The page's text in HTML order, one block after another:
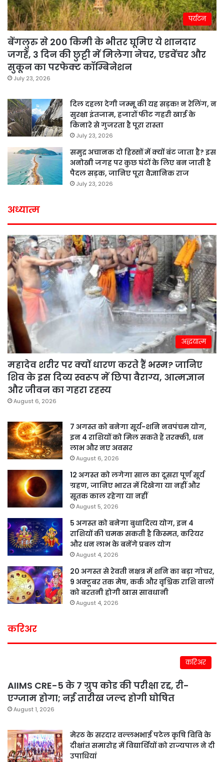
पर्यटन
बेंगलुरु से 200 किमी के भीतर घूमिए ये शानदार
जगहें, 3 दिन की छुट्टी में मिलेगा नेचर, एडवेंचर और
सुकून का परफेक्ट कॉम्बिनेशन
July 23, 2026
दिल दहला देगी जम्मू की यह सड़क! न रेलिंग, न
सुरक्षा इंतजाम, हजारों फीट गहरी खाई के
किनारे से गुजरता है पूरा रास्ता
July 23, 2026
समुद्र अचानक दो हिस्सों में क्यों बंट जाता है? इस
अनोखी जगह पर कुछ घंटों के लिए बन जाती है
पैदल सड़क, जानिए पूरा वैज्ञानिक राज
July 23, 2026
अध्यात्म
अद्धयात्म
महादेव शरीर पर क्यों धारण करते हैं भस्म? जानिए
शिव के इस दिव्य स्वरूप में छिपा वैराग्य, आत्मज्ञान
और जीवन का गहरा रहस्य
August 6, 2026
7 अगस्त को बनेगा सूर्य-शनि नवपंचम योग,
इन 4 राशियों को मिल सकते हैं तरक्की, धन
लाभ और नए अवसर
August 6, 2026
12 अगस्त को लगेगा साल का दूसरा पूर्ण सूर्य
ग्रहण, जानिए भारत में दिखेगा या नहीं और
सूतक काल रहेगा या नहीं
August 5, 2026
5 अगस्त को बनेगा बुधादित्य योग, इन 4
राशियों की चमक सकती है किस्मत, करियर
और धन लाभ के बनेंगे प्रबल योग
August 4, 2026
20 अगस्त से रेवती नक्षत्र में शनि का बड़ा गोचर,
9 अक्टूबर तक मेष, कर्क और वृश्चिक राशि वालों
को बरतनी होगी खास सावधानी
August 4, 2026
करिअर
करिअर
AIIMS CRE-5 के 7 ग्रुप कोड की परीक्षा रद्द, री-
एग्जाम होगा; नई तारीख जल्द होगी घोषित
August 1, 2026
मेरठ के सरदार वल्लभभाई पटेल कृषि विवि के
दीक्षांत समारोह में विद्यार्थियों को राज्यपाल ने दी
उपाधियां